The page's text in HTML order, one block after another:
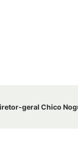
geral Chico